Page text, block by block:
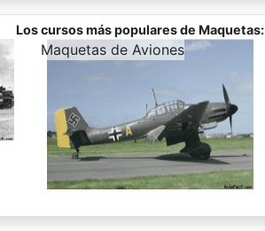
Los cursos más populares de Maquetas:
-
Maquetas de Aviones